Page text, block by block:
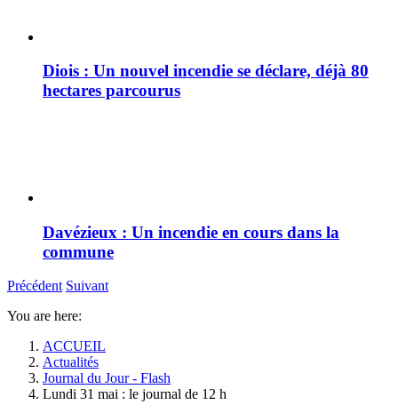
Diois : Un nouvel incendie se déclare, déjà 80
hectares parcourus
Davézieux : Un incendie en cours dans la
commune
Précédent Suivant
You are here:
ACCUEIL
Actualités
Journal du Jour - Flash
Lundi 31 mai : le journal de 12 h